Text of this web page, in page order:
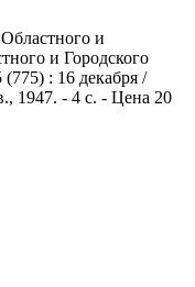
и
и Городского
: 16 декабря /
1947. - 4 с. - Цена 20